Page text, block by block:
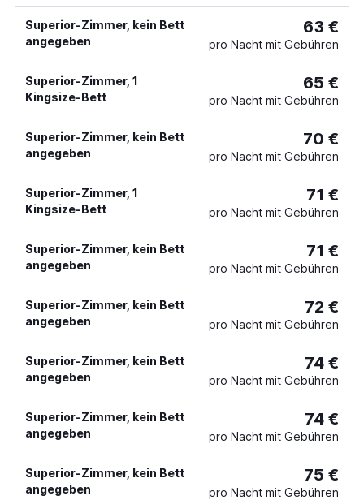
Superior-Zimmer, kein Bett
angegeben
63 €
pro Nacht mit Gebühren
Superior-Zimmer, 1
Kingsize-Bett
65 €
pro Nacht mit Gebühren
Superior-Zimmer, kein Bett
angegeben
70 €
pro Nacht mit Gebühren
Superior-Zimmer, 1
Kingsize-Bett
71 €
pro Nacht mit Gebühren
Superior-Zimmer, kein Bett
angegeben
71 €
pro Nacht mit Gebühren
Superior-Zimmer, kein Bett
angegeben
72 €
pro Nacht mit Gebühren
Superior-Zimmer, kein Bett
angegeben
74 €
pro Nacht mit Gebühren
Superior-Zimmer, kein Bett
angegeben
74 €
pro Nacht mit Gebühren
Superior-Zimmer, kein Bett
angegeben
75 €
pro Nacht mit Gebühren